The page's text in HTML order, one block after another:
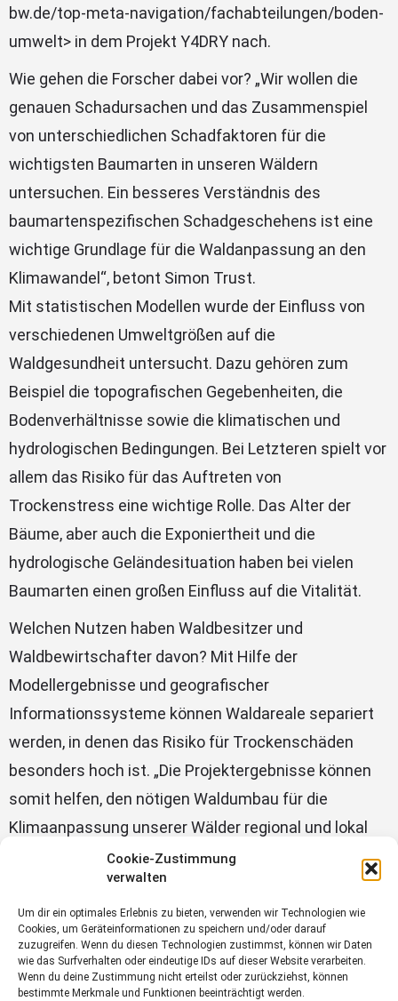
Cookie-Zustimmung
verwalten
Um dir ein optimales Erlebnis zu bieten, verwenden wir Technologien wie
Cookies, um Geräteinformationen zu speichern und/oder darauf
zuzugreifen. Wenn du diesen Technologien zustimmst, können wir Daten
wie das Surfverhalten oder eindeutige IDs auf dieser Website verarbeiten.
Wenn du deine Zustimmung nicht erteilst oder zurückziehst, können
bestimmte Merkmale und Funktionen beeinträchtigt werden.
bw.de/top-meta-navigation/fachabteilungen/boden-
umwelt> in dem Projekt Y4DRY nach.
Wie gehen die Forscher dabei vor? „Wir wollen die
genauen Schadursachen und das Zusammenspiel
von unterschiedlichen Schadfaktoren für die
wichtigsten Baumarten in unseren Wäldern
untersuchen. Ein besseres Verständnis des
baumartenspezifischen Schadgeschehens ist eine
wichtige Grundlage für die Waldanpassung an den
Klimawandel“, betont Simon Trust.
Mit statistischen Modellen wurde der Einfluss von
verschiedenen Umweltgrößen auf die
Waldgesundheit untersucht. Dazu gehören zum
Beispiel die topografischen Gegebenheiten, die
Bodenverhältnisse sowie die klimatischen und
hydrologischen Bedingungen. Bei Letzteren spielt vor
allem das Risiko für das Auftreten von
Trockenstress eine wichtige Rolle. Das Alter der
Bäume, aber auch die Exponiertheit und die
hydrologische Geländesituation haben bei vielen
Baumarten einen großen Einfluss auf die Vitalität.
Welchen Nutzen haben Waldbesitzer und
Waldbewirtschafter davon? Mit Hilfe der
Modellergebnisse und geografischer
Informationssysteme können Waldareale separiert
werden, in denen das Risiko für Trockenschäden
besonders hoch ist. „Die Projektergebnisse können
somit helfen, den nötigen Waldumbau für die
Klimaanpassung unserer Wälder regional und lokal
auf besonders gefährdete Bereiche zu fokussieren“,
macht Simon Trust deutlich.
Der BeitragDen Trockenschäden auf der
Spurerschien zuerst aufBlick ins Land